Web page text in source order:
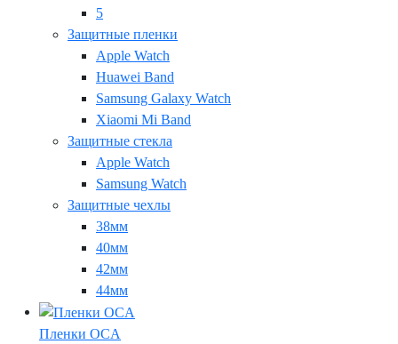
5
Защитные пленки
Apple Watch
Huawei Band
Samsung Galaxy Watch
Xiaomi Mi Band
Защитные стекла
Apple Watch
Samsung Watch
Защитные чехлы
38мм
40мм
42мм
44мм
Пленки OCA